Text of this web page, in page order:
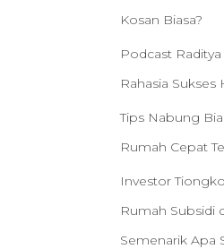
Kosan Biasa?
Podcast
Rahasia
Tips Nabung
Rumah Cepat
Investor
Rumah Subsidi
Semenarik Apa